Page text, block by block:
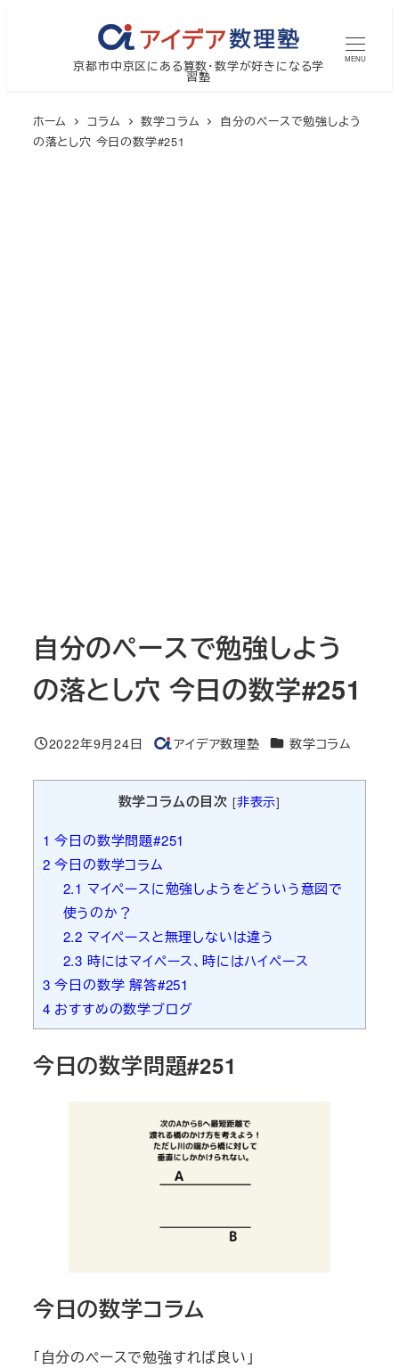
京都市中京区にある算数・数学が好きになる学
習塾
MENU
ホーム コラム 数学コラム
自分のペースで勉強しよう
の落とし穴 今日の数学#251
自分のペースで勉強しよう
の落とし穴 今日の数学#251
投稿日
2022年9月24日
著
アイデア数理塾 カテゴリー
数学コラム
数学コラムの目次 [非表示]
1 今日の数学問題#251
2 今日の数学コラム
2.1 マイペースに勉強しようをどういう意図で
使うのか？
2.2 マイペースと無理しないは違う
2.3 時にはマイペース、時にはハイペース
3 今日の数学 解答#251
4 おすすめの数学ブログ
今日の数学問題#251
今日の数学コラム
「自分のペースで勉強すれば良い」